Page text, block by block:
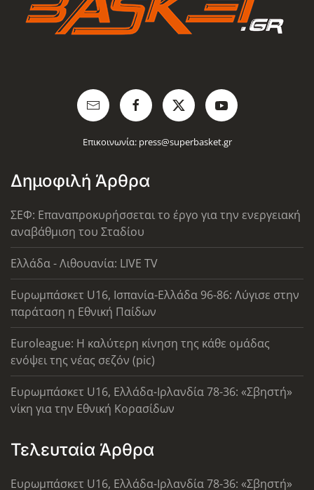
Επικοινωνία: press@superbasket.gr
Δημοφιλή Άρθρα
ΣΕΦ: Επαναπροκυρήσσεται το έργο για την ενεργειακή
αναβάθμιση του Σταδίου
Ελλάδα - Λιθουανία: LIVE TV
Ευρωμπάσκετ U16, Ισπανία-Ελλάδα 96-86: Λύγισε στην
παράταση η Εθνική Παίδων
Euroleague: Η καλύτερη κίνηση της κάθε ομάδας
ενόψει της νέας σεζόν (pic)
Ευρωμπάσκετ U16, Ελλάδα-Ιρλανδία 78-36: «Σβηστή»
νίκη για την Εθνική Κορασίδων
Τελευταία Άρθρα
Ευρωμπάσκετ U16, Ελλάδα-Ιρλανδία 78-36: «Σβηστή»